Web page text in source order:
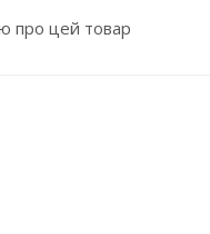
про цей товар